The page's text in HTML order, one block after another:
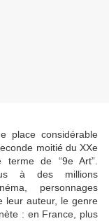
place considérable
moitié du XXe
de “9e Art”.
à des millions
personnages
leur auteur, le genre
: en France, plus